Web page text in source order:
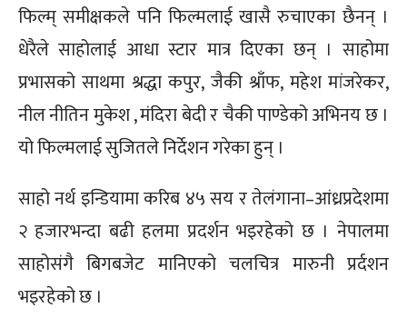
फिल्म् समीक्षकले पनि फिल्मलाई खासै रुचाएका छैनन् ।
धेरैले साहोलाई आधा स्टार मात्र दिएका छन् । साहोमा
प्रभासको साथमा श्रद्धा कपुर, जैकी श्राँफ, महेश मांजरेकर,
नील नीतिन मुकेश , मंदिरा बेदी र चैकी पाण्डेको अभिनय छ ।
यो फिल्मलाई सुजितले निर्देशन गरेका हुन् ।
साहो नर्थ इन्डियामा करिब ४५ सय र तेलंगाना–आंध्रप्रदेशमा
२ हजारभन्दा बढी हलमा प्रदर्शन भइरहेको छ । नेपालमा
साहोसंगै बिगबजेट मानिएको चलचित्र मारुनी प्रर्दशन
भइरहेको छ ।